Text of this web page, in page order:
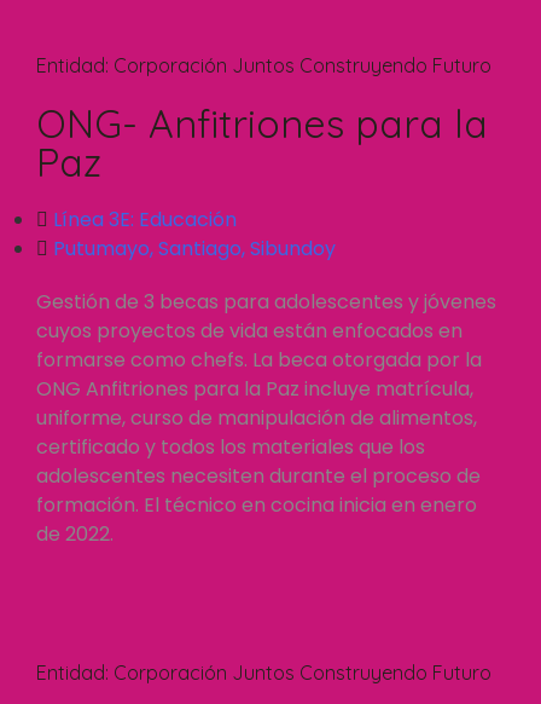
Entidad: Corporación Juntos Construyendo Futuro
ONG- Anfitriones para la
Paz
Línea 3E: Educación
Putumayo,Santiago,Sibundoy
Gestión de 3 becas para adolescentes y jóvenes
cuyos proyectos de vida están enfocados en
formarse como chefs. La beca otorgada por la
ONG Anfitriones para la Paz incluye matrícula,
uniforme, curso de manipulación de alimentos,
certificado y todos los materiales que los
adolescentes necesiten durante el proceso de
formación. El técnico en cocina inicia en enero
de 2022.
Entidad: Corporación Juntos Construyendo Futuro